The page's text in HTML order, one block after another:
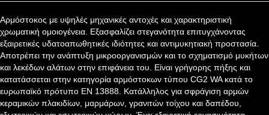
Αρμόστοκος με υψηλές μηχανικές αντοχές και χαρακτηριστική
χρωματική ομοιογένεια. Εξασφαλίζει στεγανότητα επιτυγχάνοντας
εξαιρετικές υδατοαπωθητικές ιδιότητες και αντιμυκητιακή προστασία.
Αποτρέπει την ανάπτυξη μικροοργανισμών και το σχηματισμό μυκήτων
και λεκέδων αλάτων στην επιφάνεια του. Είναι γρήγορης πήξης και
κατατάσσεται στην κατηγορία αρμόστοκων τύπου CG2 WA κατά το
ευρωπαϊκό πρότυπο EN 13888. Κατάλληλος για σφράγιση αρμών
κεραμικών πλακιδίων, μαρμάρων, γρανιτών τοίχου και δαπέδου,